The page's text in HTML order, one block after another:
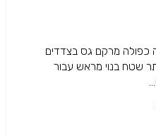
כפולה מרקם גס בצדדים
שטח בנוי מראש עבור